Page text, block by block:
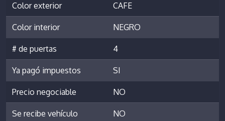
Color exterior CAFE
Color interior NEGRO
# de puertas 4
Ya pagó impuestos SI
Precio negociable NO
Se recibe vehículo NO